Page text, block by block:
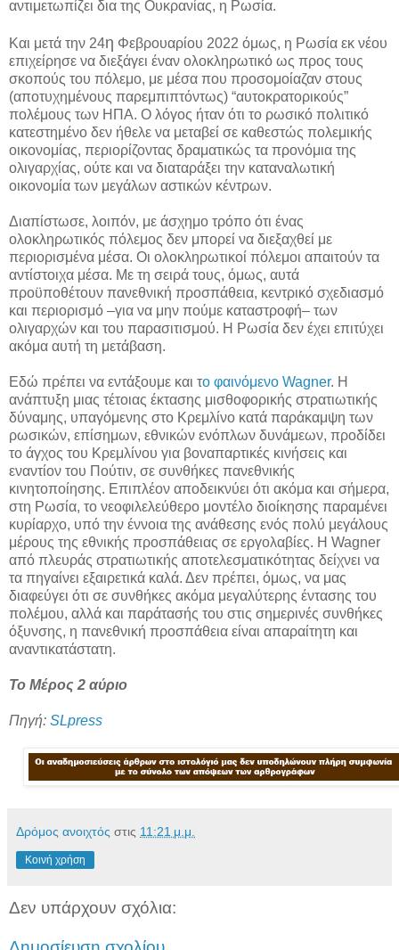
αντιμετωπίζει δια της Ουκρανίας, η Ρωσία.
Και μετά την 24η Φεβρουαρίου 2022 όμως, η Ρωσία εκ νέου
επιχείρησε να διεξάγει έναν ολοκληρωτικό ως προς τους
σκοπούς του πόλεμο, με μέσα που προσομοίαζαν στους
(αποτυχημένους παρεμπιπτόντως) “αυτοκρατορικούς”
πολέμους των ΗΠΑ. Ο λόγος ήταν ότι το ρωσικό πολιτικό
κατεστημένο δεν ήθελε να μεταβεί σε καθεστώς πολεμικής
οικονομίας, περιορίζοντας δραματικώς τα προνόμια της
ολιγαρχίας, ούτε και να διαταράξει την καταναλωτική
οικονομία των μεγάλων αστικών κέντρων.
Διαπίστωσε, λοιπόν, με άσχημο τρόπο ότι ένας
ολοκληρωτικός πόλεμος δεν μπορεί να διεξαχθεί με
περιορισμένα μέσα. Οι ολοκληρωτικοί πόλεμοι απαιτούν τα
αντίστοιχα μέσα. Με τη σειρά τους, όμως, αυτά
προϋποθέτουν πανεθνική προσπάθεια, κεντρικό σχεδιασμό
και περιορισμό –για να μην πούμε καταστροφή– των
ολιγαρχών και του παρασιτισμού. Η Ρωσία δεν έχει επιτύχει
ακόμα αυτή τη μετάβαση.
Εδώ πρέπει να εντάξουμε και το φαινόμενο Wagner. Η
ανάπτυξη μιας τέτοιας έκτασης μισθοφορικής στρατιωτικής
δύναμης, υπαγόμενης στο Κρεμλίνο κατά παράκαμψη των
ρωσικών, επίσημων, εθνικών ενόπλων δυνάμεων, προδίδει
το άγχος του Κρεμλίνου για βοναπαρτικές κινήσεις και
εναντίον του Πούτιν, σε συνθήκες πανεθνικής
κινητοποίησης. Επιπλέον αποδεικνύει ότι ακόμα και σήμερα,
στη Ρωσία, το νεοφιλελεύθερο μοντέλο διοίκησης παραμένει
κυρίαρχο, υπό την έννοια της ανάθεσης ενός πολύ μεγάλους
μέρους της εθνικής προσπάθειας σε εργολαβίες. Η Wagner
από πλευράς στρατιωτικής αποτελεσματικότητας δείχνει να
τα πηγαίνει εξαιρετικά καλά. Δεν πρέπει, όμως, να μας
διαφεύγει ότι σε συνθήκες ακόμα μεγαλύτερης έντασης του
πολέμου, αλλά και παράτασής του στις σημερινές συνθήκες
όξυνσης, η πανεθνική προσπάθεια είναι απαραίτητη και
αναντικατάστατη.
Το Μέρος 2 αύριο
Πηγή: SLpress
Δρόμος ανοιχτός στις 11:21 μ.μ.
Κοινή χρήση
Δεν υπάρχουν σχόλια: